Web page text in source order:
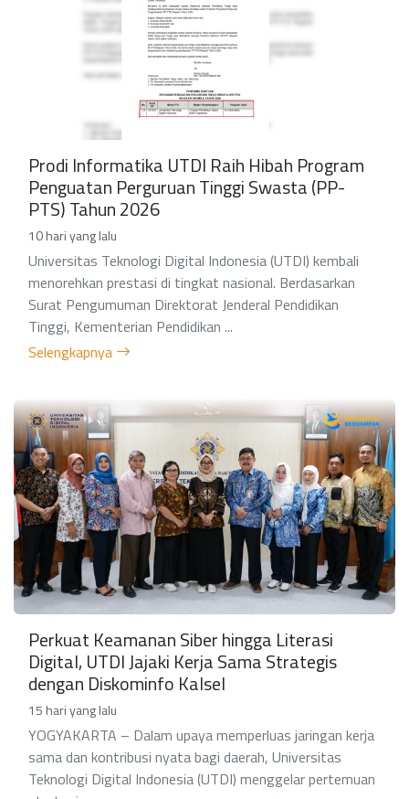
Prodi Informatika UTDI Raih Hibah Program
Penguatan Perguruan Tinggi Swasta (PP-
PTS) Tahun 2026
10 hari yang lalu
Universitas Teknologi Digital Indonesia (UTDI) kembali
menorehkan prestasi di tingkat nasional. Berdasarkan
Surat Pengumuman Direktorat Jenderal Pendidikan
Tinggi, Kementerian Pendidikan ...
Selengkapnya
Perkuat Keamanan Siber hingga Literasi
Digital, UTDI Jajaki Kerja Sama Strategis
dengan Diskominfo Kalsel
15 hari yang lalu
YOGYAKARTA – Dalam upaya memperluas jaringan kerja
sama dan kontribusi nyata bagi daerah, Universitas
Teknologi Digital Indonesia (UTDI) menggelar pertemuan